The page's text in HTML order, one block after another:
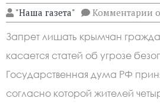
"Наша газета" Комментарии к
РФ
Запрет лишать крымчан
касается статей об угрозе
Государственная дума РФ
согласно которой жителей